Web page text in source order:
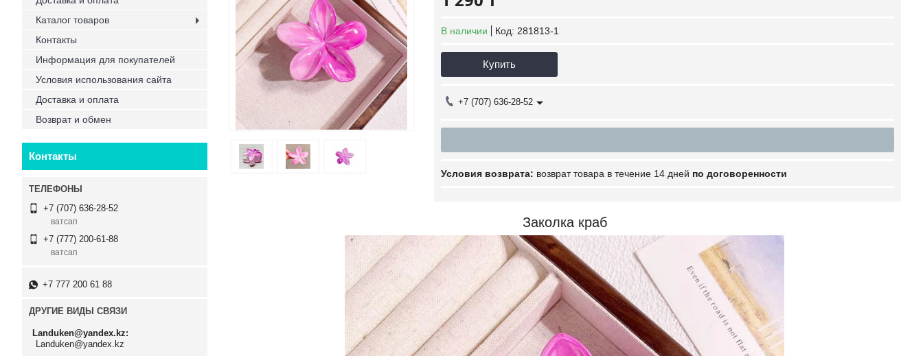
В наличии Код: 281813-1
Купить
+7 (707) 636-28-52
возврат товара в течение 14 дней по договоренности
Заколка краб
Каталог товаров
Контакты
Информация для покупателей
Условия использования сайта
Доставка и оплата
Возврат и обмен
Контакты
+7 (707) 636-28-52
ватсап
+7 (777) 200-61-88
ватсап
+7 777 200 61 88
ДРУГИЕ ВИДЫ СВЯЗИ
Landuken@yandex.kz
Landuken@yandex.kz